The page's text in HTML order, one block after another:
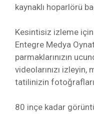
kaynaklı hoparlörü
Kesintisiz izleme için
Entegre Medya
parmaklarınızın
videolarınızı
tatilinizin
80 inçe kadar